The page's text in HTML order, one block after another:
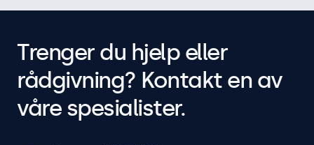
Trenger du hjelp eller
rådgivning? Kontakt en av
våre spesialister.